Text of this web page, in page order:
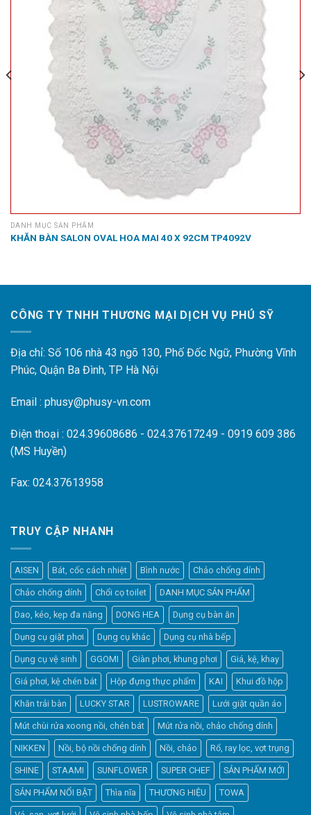
DANH MỤC SẢN PHẨM
KHĂN BÀN SALON OVAL HOA MAI 40 X 92CM TP4092V
CÔNG TY TNHH THƯƠNG MẠI DỊCH VỤ PHÚ SỸ
Địa chỉ: Số 106 nhà 43 ngõ 130, Phố Đốc Ngữ, Phường Vĩnh
Phúc, Quận Ba Đình, TP Hà Nội
Email : phusy@phusy-vn.com
Điện thoại : 024.39608686 - 024.37617249 - 0919 609 386
(MS Huyền)
Fax: 024.37613958
TRUY CẬP NHANH
AISEN Bát, cốc cách nhiệt Bình nước Chảo chống dính
Chảo chống dính Chổi cọ toilet DANH MỤC SẢN PHẨM
Dao, kéo, kẹp đa năng DONG HEA Dụng cụ bàn ăn
Dụng cụ giặt phơi Dụng cụ khác Dụng cụ nhà bếp
Dụng cụ vệ sinh GGOMI Giàn phơi, khung phơi Giá, kệ, khay
Giá phơi, kệ chén bát Hộp đựng thực phẩm KAI Khui đồ hộp
Khăn trải bàn LUCKY STAR LUSTROWARE Lưới giặt quần áo
Mút chùi rửa xoong nồi, chén bát Mút rửa nồi, chảo chống dính
NIKKEN Nồi, bộ nồi chống dính Nồi, chảo Rổ, ray lọc, vợt trụng
SHINE STAAMI SUNFLOWER SUPER CHEF SẢN PHẨM MỚI
SẢN PHẨM NỔI BẬT Thìa nĩa THƯƠNG HIỆU TOWA
Elfsight
Typically replies within a day